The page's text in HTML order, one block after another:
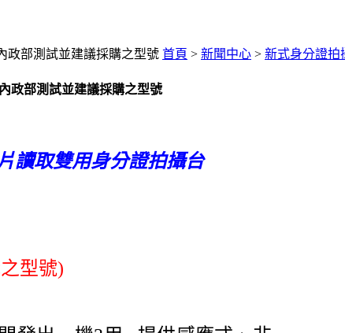
政部測試並建議採購之型號 首頁 > 新聞中心 > 新式身分證拍
政部測試並建議採購之型號
讀取雙用身分證拍攝台
型號)